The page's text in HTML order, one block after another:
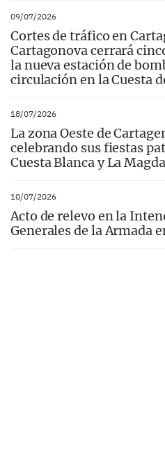
09/07/2026
Cortes de tráfico en
Cartagonova cerrará
la nueva estación de
circulación en la Cuesta
18/07/2026
La zona Oeste de
celebrando sus fiestas
Cuesta Blanca y La
10/07/2026
Acto de relevo en la
Generales de la Armada